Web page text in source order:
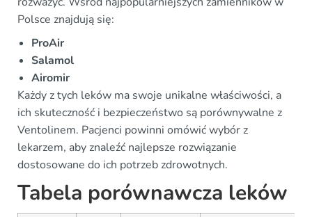
Polsce znajdują się:
ProAir
Salamol
Airomir
Każdy z tych leków ma swoje unikalne właściwości, a
ich skuteczność i bezpieczeństwo są porównywalne z
Ventolinem. Pacjenci powinni omówić wybór z
lekarzem, aby znaleźć najlepsze rozwiązanie
dostosowane do ich potrzeb zdrowotnych.
Tabela porównawcza leków